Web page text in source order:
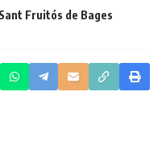
Sant Fruitós de Bages